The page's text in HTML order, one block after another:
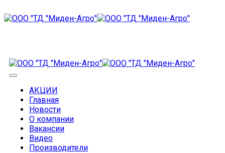
АКЦИИ
Главная
Новости
О компании
Вакансии
Видео
Производители